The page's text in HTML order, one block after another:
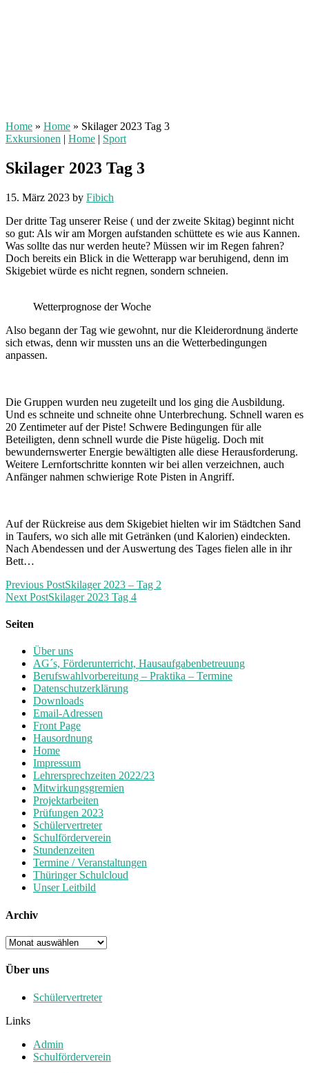
Home » Home » Skilager 2023 Tag 3
Exkursionen | Home | Sport
Skilager 2023 Tag 3
15. März 2023 by Fibich
Der dritte Tag unserer Reise ( und der zweite Skitag) beginnt nicht
so gut: Als wir am Morgen aufstanden schüttete es wie aus Kannen.
Was sollte das nur werden heute? Müssen wir im Regen fahren?
Doch bereits ein Blick in die Wetterapp war beruhigend, denn im
Skigebiet würde es nicht regnen, sondern schneien.
Wetterprognose der Woche
Also begann der Tag wie gewohnt, nur die Kleiderordnung änderte
sich etwas, denn wir mussten uns an die Wetterbedingungen
anpassen.
Die Gruppen wurden neu zugeteilt und los ging die Ausbildung.
Und es schneite und schneite ohne Unterbrechung. Schnell waren es
20 Zentimeter auf der Piste! Schwere Bedingungen für alle
Beteiligten, denn schnell wurde die Piste hügelig. Doch mit
bewundernswerter Energie bewältigten alle diese Herausforderung.
Weitere Lernfortschritte konnten wir bei allen verzeichnen, auch
Anfänger nahmen schwierige Rote Pisten in Angriff.
Auf der Rückreise aus dem Skigebiet hielten wir im Städtchen Sand
in Taufers, wo sich alle mit Getränken (und Kalorien) eindeckten.
Nach Abendessen und der Auswertung des Tages fielen alle in ihr
Bett…
Previous PostSkilager 2023 – Tag 2
Next PostSkilager 2023 Tag 4
Seiten
Über uns
AG´s, Förderunterricht, Hausaufgabenbetreuung
Berufswahlvorbereitung – Praktika – Termine
Datenschutzerklärung
Downloads
Email-Adressen
Front Page
Hausordnung
Home
Impressum
Lehrersprechzeiten 2022/23
Mitwirkungsgremien
Projektarbeiten
Prüfungen 2023
Schülervertreter
Schulförderverein
Stundenzeiten
Termine / Veranstaltungen
Thüringer Schulcloud
Unser Leitbild
Archiv
Archiv
Über uns
Schülervertreter
Links
Admin
Schulförderverein